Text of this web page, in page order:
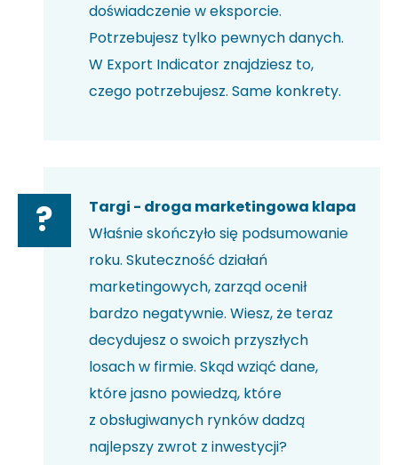
doświadczenie w eksporcie.
Potrzebujesz tylko pewnych danych.
W Export Indicator znajdziesz to,
czego potrzebujesz. Same konkrety.
?
Targi - droga marketingowa klapa
Właśnie skończyło się podsumowanie
roku. Skuteczność działań
marketingowych, zarząd ocenił
bardzo negatywnie. Wiesz, że teraz
decydujesz o swoich przyszłych
losach w firmie. Skąd wziąć dane,
które jasno powiedzą, które
z obsługiwanych rynków dadzą
najlepszy zwrot z inwestycji?